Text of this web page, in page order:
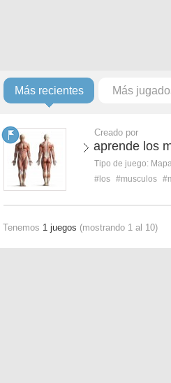
Más recientes Más
Creado por
aprende los
Tipo de juego:
#los #musculos
Tenemos 1 juegos (mostrando 1 al 10)